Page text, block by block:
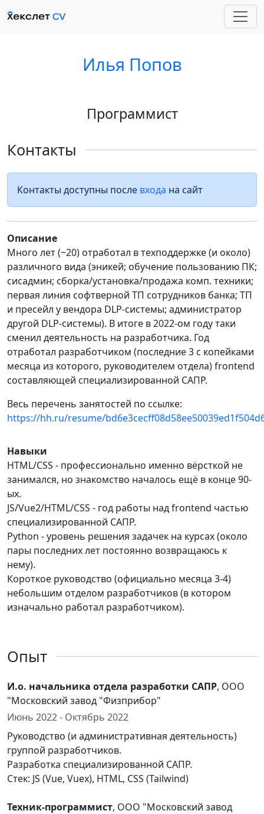
Илья Попов
Программист
Контакты
Контакты доступны после входа на сайт
Описание
Много лет (~20) отработал в техподдержке (и около)
различного вида (эникей; обучение пользованию ПК;
сисадмин; сборка/установка/продажа комп. техники;
первая линия софтверной ТП сотрудников банка; ТП
и пресейл у вендора DLP-системы; администратор
другой DLP-системы). В итоге в 2022-ом году таки
сменил деятельность на разработчика. Год
отработал разработчиком (последние 3 с копейками
месяца из которого, руководителем отдела) frontend
составляющей специализированной САПР.
Весь перечень занятостей по ссылке:
https://hh.ru/resume/
Навыки
HTML/CSS - профессионально именно вёрсткой не
занимался, но знакомство началось ещё в конце 90-
ых.
JS/Vue2/HTML/CSS - год работы над frontend частью
специализированной САПР.
Python - уровень решения задачек на курсах (около
пары последних лет постоянно возвращаюсь к
нему).
Короткое руководство (официально месяца 3-4)
небольшим отделом разработчиков (в котором
изначально работал разработчиком).
Опыт
И.о. начальника отдела разработки САПР, ООО
"Московский завод "Физприбор"
Июнь 2022 - Октябрь 2022
Руководство (и административная деятельность)
группой разработчиков.
Разработка специализированной САПР.
Стек: JS (Vue, Vuex), HTML, CSS (Tailwind)
Техник-программист, ООО "Московский завод